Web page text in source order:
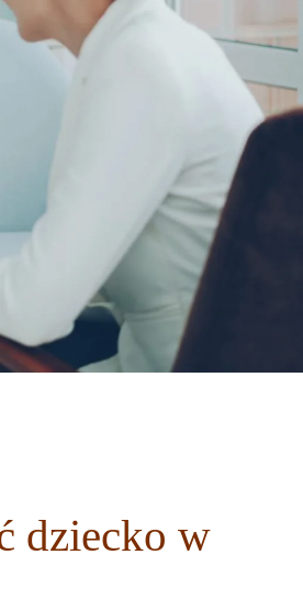
dziecko w